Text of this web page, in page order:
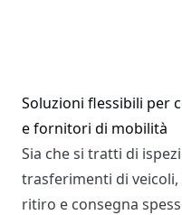
Soluzioni flessibili per
e fornitori di mobilità
Sia che si tratti di
trasferimenti di
ritiro e consegna